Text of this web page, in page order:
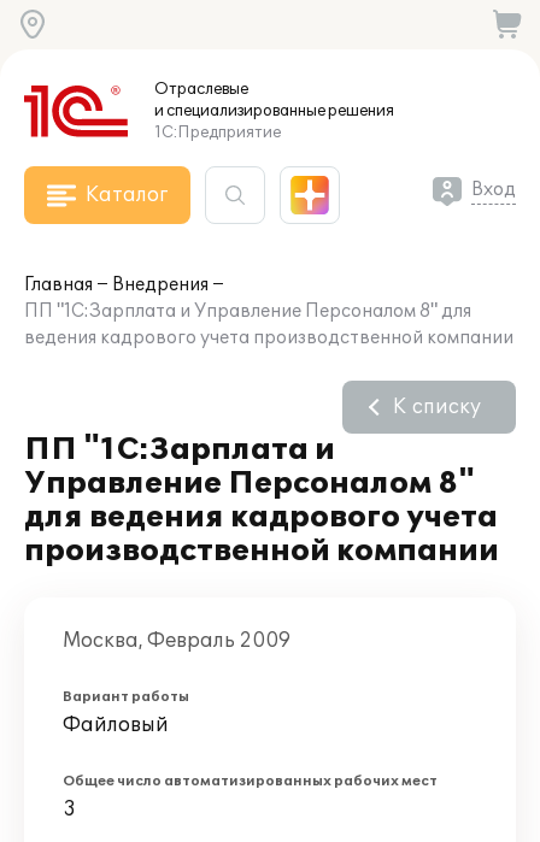
Отраслевые
и специализированныерешения
1С:Предприятие
Каталог Вход
Главная
Внедрения
ПП "1С:Зарплата и Управление Персоналом 8" для
ведения кадрового учета производственной компании
ПП "1С:Зарплата и
Управление Персоналом 8"
для ведения кадрового учета
производственной компании
К списку
Москва, Февраль 2009
Вариант работы
Файловый
Общее число автоматизированных рабочих мест
3